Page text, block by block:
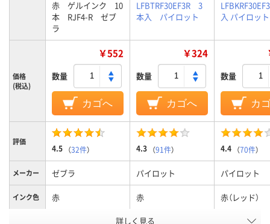
赤 ゲルインク 10
本 RJF4-R ゼブ
ラ
LFBTRF30EF3R 3
本入 パイロット
入 パイロット
価格
(税込)
￥552
数量
カゴへ
￥324
数量
カゴへ
数量
カ
評価
4.5 （32件） 4.3 （91件） 4.4 （70件）
メーカー ゼブラ パイロット パイロット
インク色 赤 赤 赤（レッド）
0.5mm 0.5mm、0.5
詳しく見る